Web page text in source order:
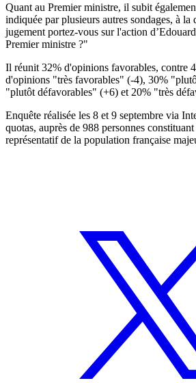
Quant au Premier ministre, il subit
indiquée par plusieurs autres sondages, à la
jugement portez-vous sur l'action
Premier ministre ?"
Il réunit 32% d'opinions favorables, contre
d'opinions "très favorables" (-4), 30%
"plutôt défavorables" (+6) et 20% "très
Enquête réalisée les 8 et 9 septembre via
quotas, auprès de 988 personnes
représentatif de la population française